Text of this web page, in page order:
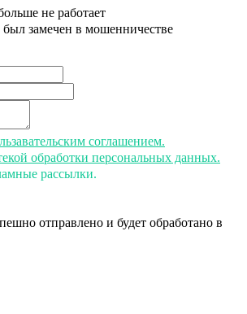
не работает
замечен в мошенничестве
соглашением.
обработки персональных данных.
рассылки.
отправлено и будет обработано в